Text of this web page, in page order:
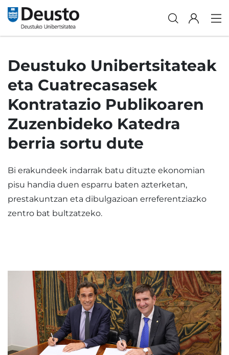
Deustuko Unibertsitateak
eta Cuatrecasasek
Kontratazio Publikoaren
Zuzenbideko Katedra
berria sortu dute
Bi erakundeek indarrak batu dituzte ekonomian
pisu handia duen esparru baten azterketan,
prestakuntzan eta dibulgazioan erreferentziazko
zentro bat bultzatzeko.